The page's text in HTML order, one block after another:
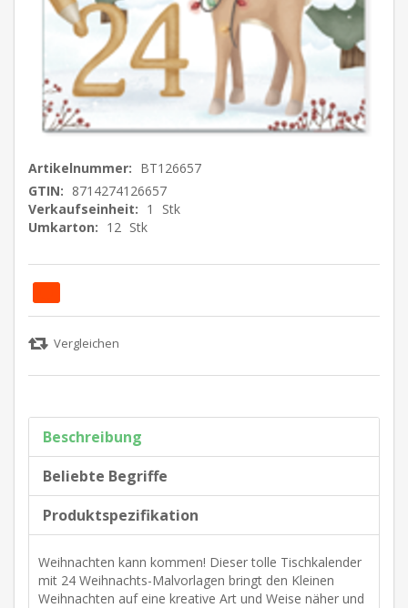
Artikelnummer: BT126657
GTIN: 8714274126657
Verkaufseinheit: 1
Stk
Umkarton: 12 Stk
Beschreibung
Beliebte Begriffe
Produktspezifikation
Weihnachten kann kommen! Dieser tolle Tischkalender
mit 24 Weihnachts-Malvorlagen bringt den Kleinen
Weihnachten auf eine kreative Art und Weise näher und